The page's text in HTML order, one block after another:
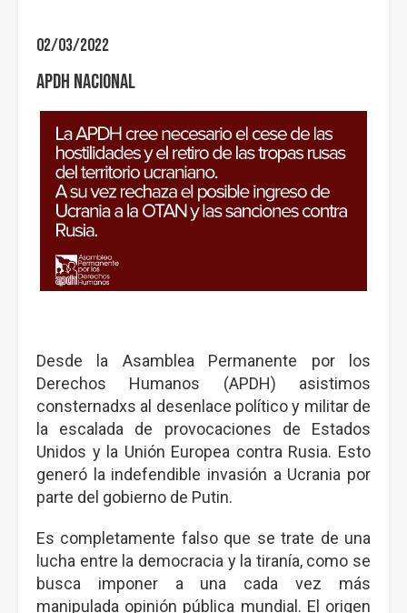
02/03/2022
APDH Nacional
Desde la Asamblea Permanente por los
Derechos Humanos (APDH) asistimos
consternadxs al desenlace político y militar de
la escalada de provocaciones de Estados
Unidos y la Unión Europea contra Rusia. Esto
generó la indefendible invasión a Ucrania por
parte del gobierno de Putin.
Es completamente falso que se trate de una
lucha entre la democracia y la tiranía, como se
busca imponer a una cada vez más
manipulada opinión pública mundial. El origen